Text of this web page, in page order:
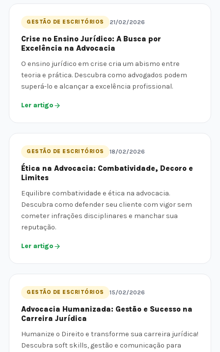
GESTÃO DE ESCRITÓRIOS 21/02/2026
Crise no Ensino Jurídico: A Busca por
Excelência na Advocacia
O ensino jurídico em crise cria um abismo entre
teoria e prática. Descubra como advogados podem
superá-lo e alcançar a excelência profissional.
Ler artigo
GESTÃO DE ESCRITÓRIOS 18/02/2026
Ética na Advocacia: Combatividade, Decoro e
Limites
Equilibre combatividade e ética na advocacia.
Descubra como defender seu cliente com vigor sem
cometer infrações disciplinares e manchar sua
reputação.
Ler artigo
GESTÃO DE ESCRITÓRIOS 15/02/2026
Advocacia Humanizada: Gestão e Sucesso na
Carreira Jurídica
Humanize o Direito e transforme sua carreira jurídica!
Descubra soft skills, gestão e comunicação para